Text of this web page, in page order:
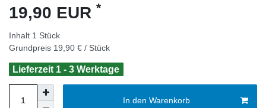
19,90 EUR *
Inhalt 1 Stück
Grundpreis 19,90 € / Stück
Lieferzeit 1 - 3 Werktage
In den Warenkorb